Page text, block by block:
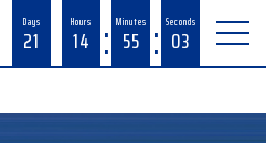
Days
21
Hours
14 : Minutes
55 : Seconds
03